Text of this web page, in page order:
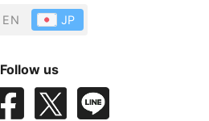
EN JP
Follow us